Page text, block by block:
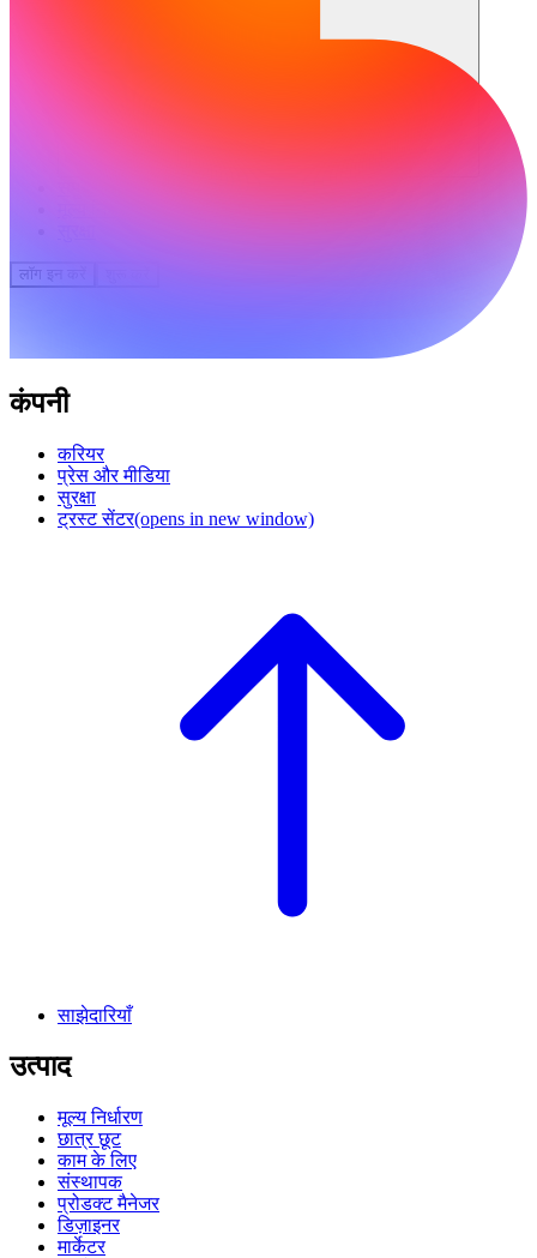
लॉग इन करें
कंपनी
करियर
प्रेस और मीडिया
सुरक्षा
ट्रस्ट सेंटर(opens in new window)
साझेदारियाँ
उत्पाद
मूल्य निर्धारण
छात्र छूट
काम के लिए
संस्थापक
प्रोडक्ट मैनेजर
डिज़ाइनर
मार्केटर